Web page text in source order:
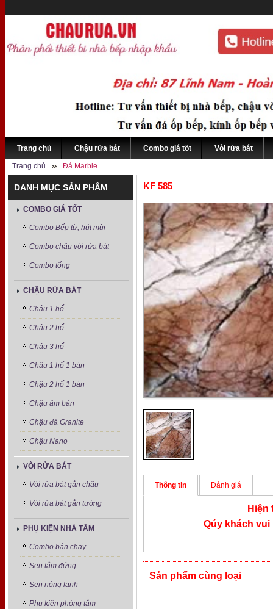
Trang chủ Chậu rửa bát Combo giá tốt Vòi rửa bát
Trang chủ Đá Marble
DANH MỤC SẢN PHẨM
COMBO GIÁ TỐT
Combo Bếp từ, hút mùi
Combo chậu vòi rửa bát
Combo tổng
CHẬU RỬA BÁT
Chậu 1 hố
Chậu 2 hố
Chậu 3 hố
Chậu 1 hố 1 bàn
Chậu 2 hố 1 bàn
Chậu âm bàn
Chậu đá Granite
Chậu Nano
VÒI RỬA BÁT
Vòi rửa bát gắn chậu
Vòi rửa bát gắn tường
PHỤ KIỆN NHÀ TẮM
Combo bán chạy
Sen tắm đứng
Sen nóng lạnh
Phụ kiện phòng tắm
KF 585
Thông tin Đánh giá
Hiện
Qúy khách
Sản phẩm cùng loại